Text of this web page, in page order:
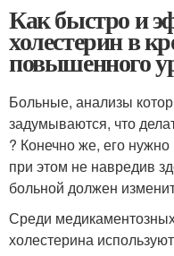
Как быстро и
холестерин в
повышенного
Больные, анализы
задумываются, что
? Конечно же, его
при этом не навредив
больной должен
Среди
холестерина